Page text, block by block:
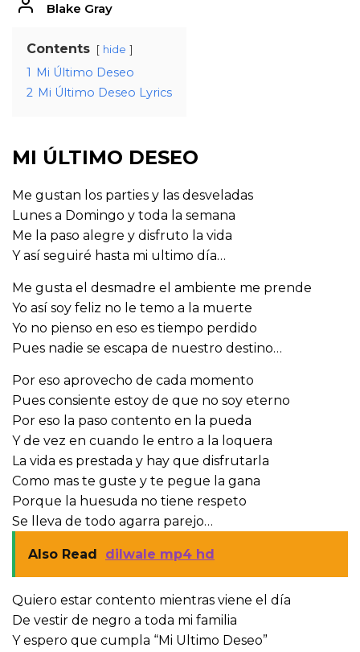
Blake Gray
Contents hide
1 Mi Último Deseo
2 Mi Último Deseo Lyrics
MI ÚLTIMO DESEO
Me gustan los parties y las desveladas
Lunes a Domingo y toda la semana
Me la paso alegre y disfruto la vida
Y así seguiré hasta mi ultimo día…
Me gusta el desmadre el ambiente me prende
Yo así soy feliz no le temo a la muerte
Yo no pienso en eso es tiempo perdido
Pues nadie se escapa de nuestro destino…
Por eso aprovecho de cada momento
Pues consiente estoy de que no soy eterno
Por eso la paso contento en la pueda
Y de vez en cuando le entro a la loquera
La vida es prestada y hay que disfrutarla
Como mas te guste y te pegue la gana
Porque la huesuda no tiene respeto
Se lleva de todo agarra parejo…
Also Read dilwale mp4 hd
Quiero estar contento mientras viene el día
De vestir de negro a toda mi familia
Y espero que cumpla “Mi Ultimo Deseo”